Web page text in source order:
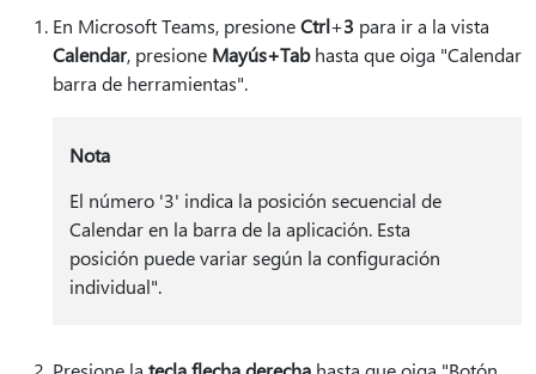
En Microsoft Teams, presioneCtrl+3 para ir a la vista
Calendar, presione Mayús+Tabhasta que oiga "Calendar
barra de herramientas".
Nota
El número '3' indica la posición secuencial de
Calendar en la barra de la aplicación. Esta
posición puede variar según la configuración
individual".